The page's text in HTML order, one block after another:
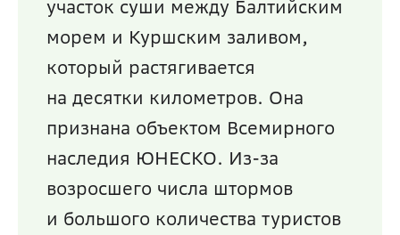
участок суши между Балтийским
морем и Куршским заливом,
который растягивается
на десятки километров. Она
признана объектом Всемирного
наследия ЮНЕСКО. Из-за
возросшего числа штормов
и большого количества туристов